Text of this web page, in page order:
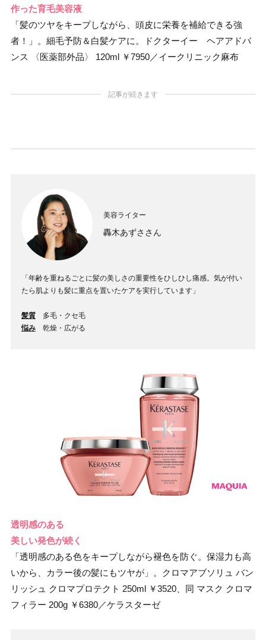
作った育毛美容液
「髪のツヤをキープしながら、頭皮に栄養を補給できる強
者！」。細毛予防＆白髪ケアに。ドクターイー ヘアアドバ
ンス 〈医薬部外品〉 120ml ￥7950／イークリニック麻布
記事が続きます
美容ライター
轟木あずささん
「年齢を重ねるごとに髪の美しさの重要性をひしひし痛感。気が付い
たら肌よりも髪に重点を置いたケアを実行しています」
髪質 多毛・クセ毛
悩み 乾燥・広がる
透明感のある
美しい発色が続く
「透明感のある色をキープしながら褪色を防ぐ。保湿力も高
いから、カラー後の髪にもツヤが」。クロマアブソリュ バン
リッシュ クロマプロテクト 250ml ￥3520、同 マスク クロマ
フィラー 200g ￥6380／ケラスターゼ